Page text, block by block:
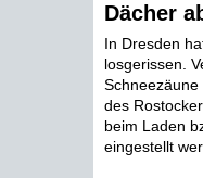
Dächer
In Dresden
losgerissen.
des
beim Laden
eingestellt